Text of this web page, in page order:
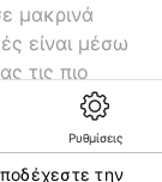
Ρυθμίσεις
την
μακρινά
είναι μέσω
τις πιο